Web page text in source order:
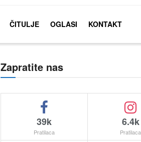
ČITULJE OGLASI KONTAKT
Zapratite nas
39k
Pratilaca
6.4k
Pratilaca